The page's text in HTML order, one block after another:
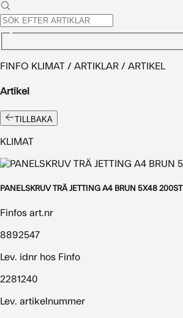
FINFO KLIMAT / ARTIKLAR / ARTIKEL
Artikel
TILLBAKA
KLIMAT
PANELSKRUV TRÄ JETTING A4 BRUN 5X48 200ST
Finfos art.nr
8892547
Lev. idnr hos Finfo
2281240
Lev. artikelnummer